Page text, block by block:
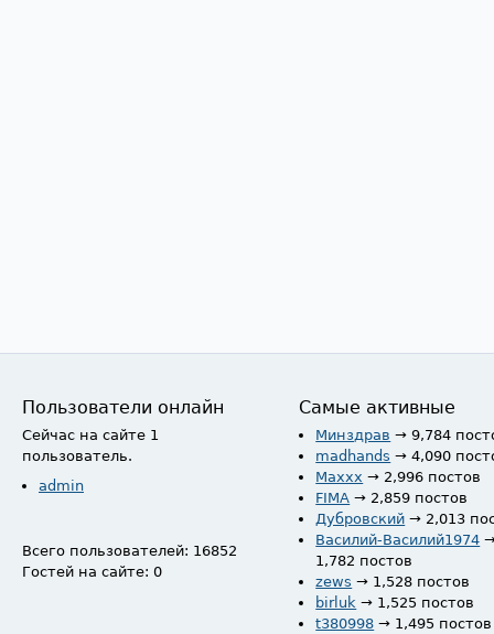
Пользователи онлайн
Сейчас на сайте 1
пользователь.
admin
Всего пользователей: 16852
Гостей на сайте: 0
Самые активные
Минздрав → 9,784
madhands → 4,090
Maxxx → 2,996 постов
FIMA → 2,859 постов
Дубровский → 2,013
Василий-Василий1974
1,782 постов
zews → 1,528 постов
birluk → 1,525 постов
t380998 → 1,495 постов